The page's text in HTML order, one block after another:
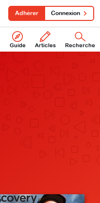
Guide Articles Recherche
Adhérer Connexion